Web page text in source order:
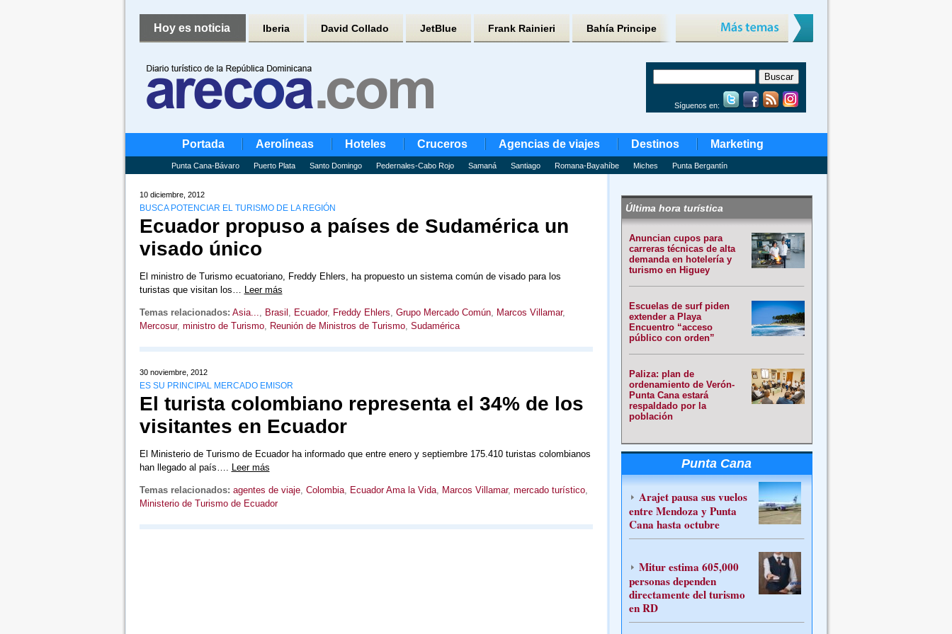
Hoy es noticia Iberia David Collado JetBlue Frank Rainieri Bahía Principe
Síguenos en:
Portada Aerolíneas Hoteles Cruceros Agencias de viajes Destinos Marketing
Punta Cana-Bávaro Puerto Plata Santo Domingo Pedernales-Cabo Rojo Samaná Santiago Romana-Bayahíbe Miches Punta Bergantín
10 diciembre, 2012
BUSCA POTENCIAR EL TURISMO DE LA REGIÓN
Ecuador propuso a países de Sudamérica un
visado único
El ministro de Turismo ecuatoriano, Freddy Ehlers, ha propuesto un sistema común de visado para los
turistas que visitan los… Leer más
Temas relacionados: Asia..., Brasil , Ecuador, Freddy Ehlers, Grupo Mercado Común, Marcos Villamar,
Mercosur, ministro de Turismo, Reunión de Ministros de Turismo, Sudamérica
30 noviembre, 2012
ES SU PRINCIPAL MERCADO EMISOR
El turista colombiano representa el 34% de los
visitantes en Ecuador
El Ministerio de Turismo de Ecuador ha informado que entre enero y septiembre 175.410 turistas colombianos
han llegado al país…. Leer más
Temas relacionados: agentes de viaje, Colombia, Ecuador Ama la Vida, Marcos Villamar, mercado turístico,
Ministerio de Turismo de Ecuador
Última hora turística
Anuncian cupos para
carreras técnicas de alta
demanda en hotelería y
turismo en Higuey
Escuelas de surf piden
extender a Playa
Encuentro “acceso
público con orden”
Paliza: plan de
ordenamiento de Verón-
Punta Cana estará
respaldado por la
población
Punta Cana
Arajet pausa sus vuelos
entre Mendoza y Punta
Cana hasta octubre
Mitur estima 605,000
personas dependen
directamente del turismo
en RD